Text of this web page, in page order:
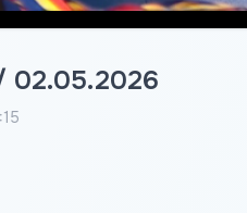
02.05.2026